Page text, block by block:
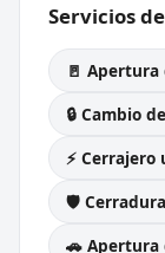
Servicios
🚪
🔒 Cambio
⚡
🛡️
🚗 Apertura